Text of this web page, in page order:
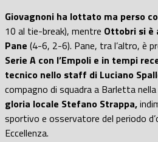
Giovagnoni ha lottato ma perso
10 al tie-break), mentre Ottobri si è
Pane (4-6, 2-6). Pane, tra l’altro, è
Serie A con l’Empoli e in tempi
tecnico nello staff di Luciano
compagno di squadra a Barletta
gloria locale Stefano Strappa,
sportivo e osservatore del periodo
Eccellenza.